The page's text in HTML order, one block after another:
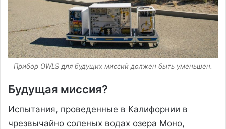
Прибор OWLS для будущих миссий должен быть уменьшен.
Будущая миссия?
Испытания, проведенные в Калифорнии в
чрезвычайно соленых водах озера Моно,